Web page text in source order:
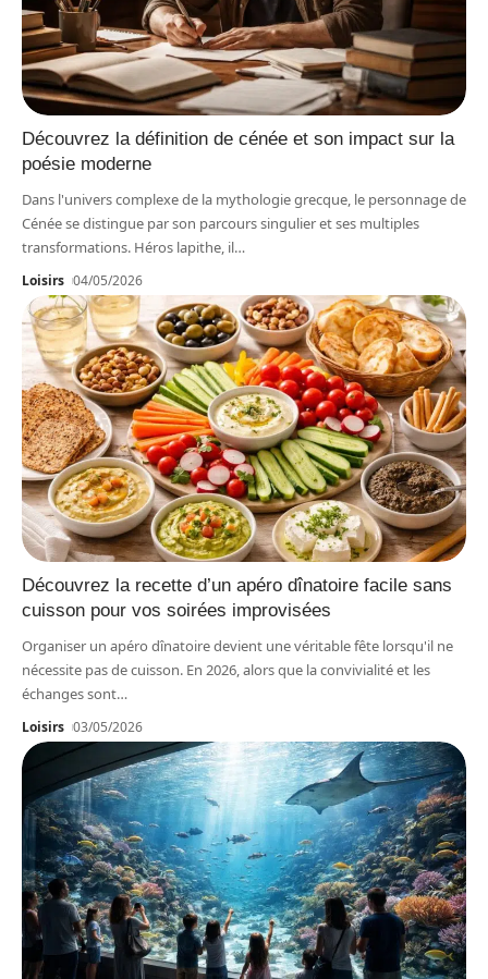
Découvrez la définition de cénée et son impact sur la
poésie moderne
Dans l'univers complexe de la mythologie grecque, le personnage de
Cénée se distingue par son parcours singulier et ses multiples
transformations. Héros lapithe, il…
Loisirs 04/05/2026
Découvrez la recette d’un apéro dînatoire facile sans
cuisson pour vos soirées improvisées
Organiser un apéro dînatoire devient une véritable fête lorsqu'il ne
nécessite pas de cuisson. En 2026, alors que la convivialité et les
échanges sont…
Loisirs 03/05/2026